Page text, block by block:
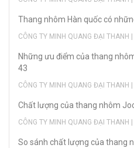
Thang nhôm Hàn quốc có
CÔNG TY MINH QUANG ĐẠI
Những ưu điểm của thang
43
CÔNG TY MINH QUANG ĐẠI
Chất lượng của thang nhôm
CÔNG TY MINH QUANG ĐẠI
So sánh chất lượng của thang